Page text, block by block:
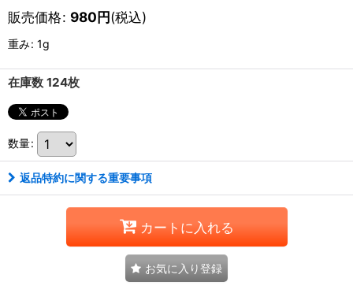
販売価格: 980円(税込)
重み: 1g
在庫数 124枚
数量:
返品特約に関する重要事項
カートに入れる
お気に入り登録